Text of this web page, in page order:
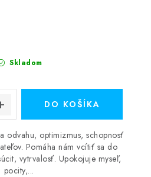
Skladom
DO KOŠÍKA
odvahu, optimizmus, schopnosť
Pomáha nám vcítiť sa do
vytrvalosť. Upokojuje myseľ,
pocity,...